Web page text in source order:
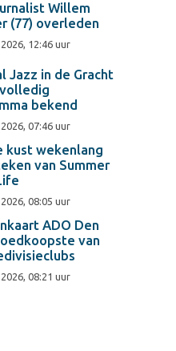
Willem
(77) overleden
12:46 uur
Jazz in de Gracht
bekend
07:46 uur
kust wekenlang
van Summer
08:05 uur
ADO Den
van
08:21 uur